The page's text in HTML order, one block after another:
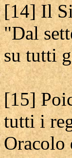
[14] Il
"Dal
su tutti
[15]
tutti i
Oracolo